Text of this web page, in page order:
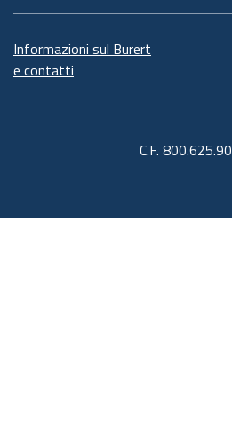
Informazioni sul Burert
e contatti
C.F.